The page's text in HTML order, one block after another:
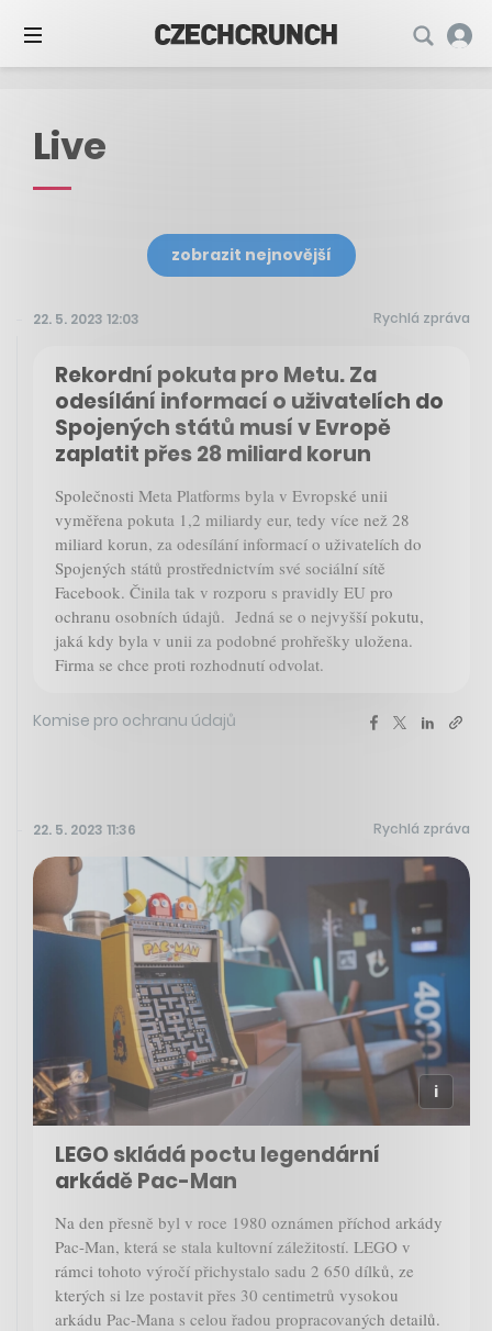
Live
zobrazit nejnovější
22. 5. 2023 12:03 Rychlá zpráva
Rekordní pokuta pro Metu. Za
odesílání informací o uživatelích do
Spojených států musí v Evropě
zaplatit přes 28 miliard korun
Společnosti Meta Platforms byla v Evropské unii
vyměřena pokuta 1,2 miliardy eur, tedy více než 28
miliard korun, za odesílání informací o uživatelích do
Spojených států prostřednictvím své sociální sítě
Facebook. Činila tak v rozporu s pravidly EU pro
ochranu osobních údajů. Jedná se o nejvyšší pokutu,
jaká kdy byla v unii za podobné prohřešky uložena.
Firma se chce proti rozhodnutí odvolat.
Komise pro ochranu údajů
22. 5. 2023 11:36 Rychlá zpráva
LEGO skládá poctu legendární
arkádě Pac-Man
Na den přesně byl v roce 1980 oznámen příchod arkády
Pac-Man, která se stala kultovní záležitostí. LEGO v
rámci tohoto výročí přichystalo sadu 2 650 dílků, ze
kterých si lze postavit přes 30 centimetrů vysokou
arkádu Pac-Mana s celou řadou propracovaných detailů.